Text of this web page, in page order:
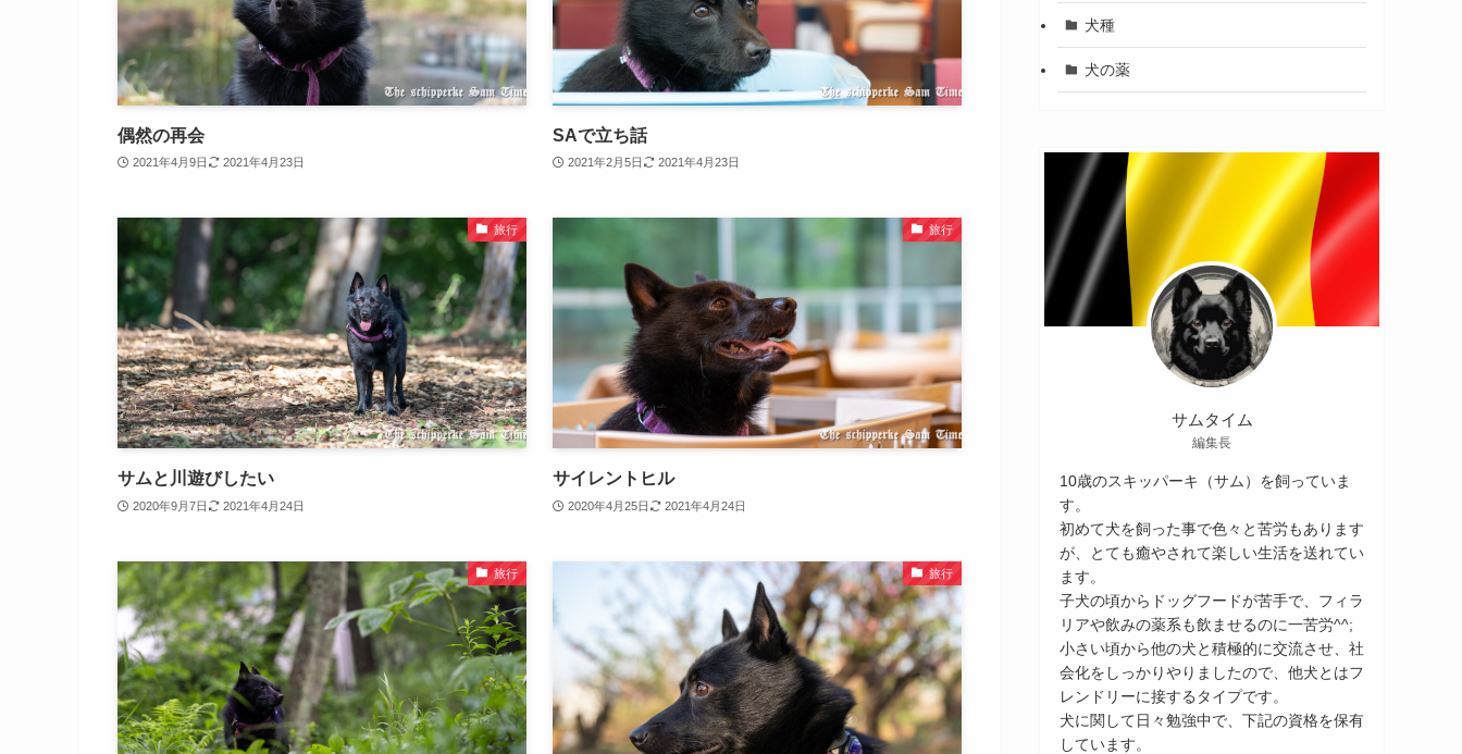
偶然の再会
2021年4月9日 2021年4月23日
SAで立ち話
2021年2月5日 2021年4月23日
旅行
サムと川遊びしたい
2020年9月7日 2021年4月24日
旅行
サイレントヒル
2020年4月25日 2021年4月24日
旅行 旅行
犬種
犬の薬
サムタイム
編集長
10歳のスキッパーキ（サム）を飼っていま
す。
初めて犬を飼った事で色々と苦労もあります
が、とても癒やされて楽しい生活を送れてい
ます。
子犬の頃からドッグフードが苦手で、フィラ
リアや飲みの薬系も飲ませるのに一苦労^^;
小さい頃から他の犬と積極的に交流させ、社
会化をしっかりやりましたので、他犬とはフ
レンドリーに接するタイプです。
犬に関して日々勉強中で、下記の資格を保有
しています。